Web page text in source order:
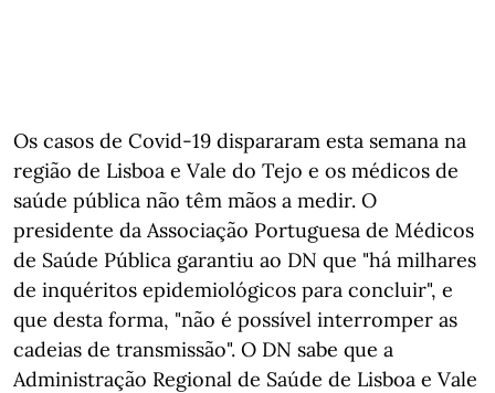
Os casos de Covid-19 dispararam esta semana na
região de Lisboa e Vale do Tejo e os médicos de
saúde pública não têm mãos a medir. O
presidente da Associação Portuguesa de Médicos
de Saúde Pública garantiu ao DN que "há milhares
de inquéritos epidemiológicos para concluir", e
que desta forma, "não é possível interromper as
cadeias de transmissão". O DN sabe que a
Administração Regional de Saúde de Lisboa e Vale